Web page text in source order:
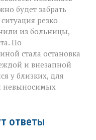
будет забрать
резко
из больницы,
По
стала остановка
и внезапной
у близких, для
невыносимых
ответы